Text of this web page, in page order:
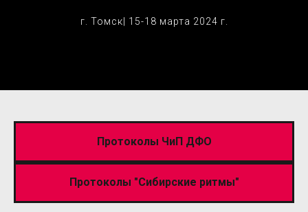
г. Томск| 15-18 марта 2024 г.
Протоколы ЧиП ДФО
Протоколы "Сибирские ритмы"